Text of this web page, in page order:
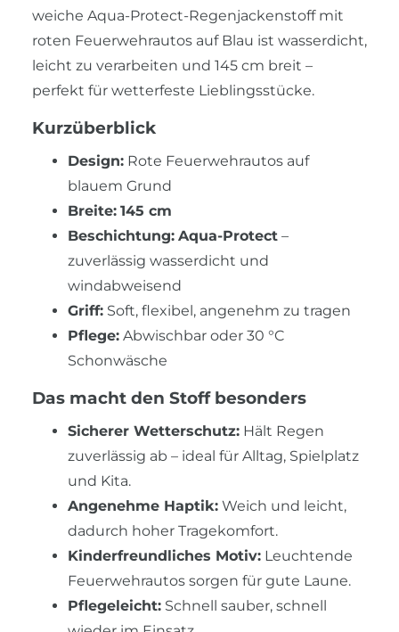
weiche Aqua-Protect-Regenjackenstoff mit
roten Feuerwehrautos auf Blau ist wasserdicht,
leicht zu verarbeiten und 145 cm breit –
perfekt für wetterfeste Lieblingsstücke.
Kurzüberblick
Design: Rote Feuerwehrautos auf
blauem Grund
Breite: 145 cm
Beschichtung: Aqua-Protect –
zuverlässig wasserdicht und
windabweisend
Griff: Soft, flexibel, angenehm zu tragen
Pflege: Abwischbar oder 30 °C
Schonwäsche
Das macht den Stoff besonders
Sicherer Wetterschutz: Hält Regen
zuverlässig ab – ideal für Alltag, Spielplatz
und Kita.
Angenehme Haptik: Weich und leicht,
dadurch hoher Tragekomfort.
Kinderfreundliches Motiv: Leuchtende
Feuerwehrautos sorgen für gute Laune.
Pflegeleicht: Schnell sauber, schnell